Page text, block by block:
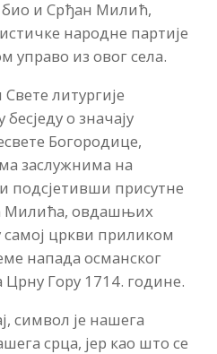
био и Срђан Милић,
народне партије
управо из овог села.
литургије
о значају
Богородице,
заслужнима на
подсјетивши присутне
Милића, овдашњих
самој цркви приликом
напада османског
Гору 1714. године.
символ је нашега
срца, јер као што се